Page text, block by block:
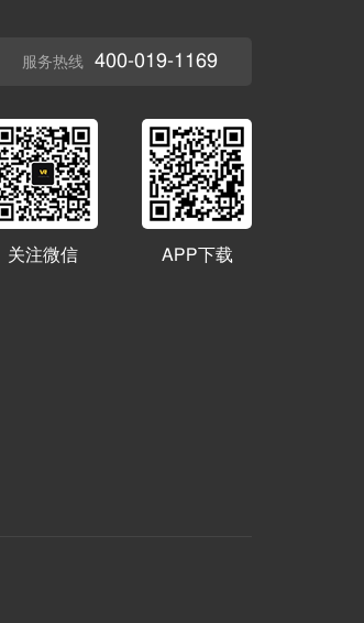
服务热线 400-019-1169
关注微信 APP下载